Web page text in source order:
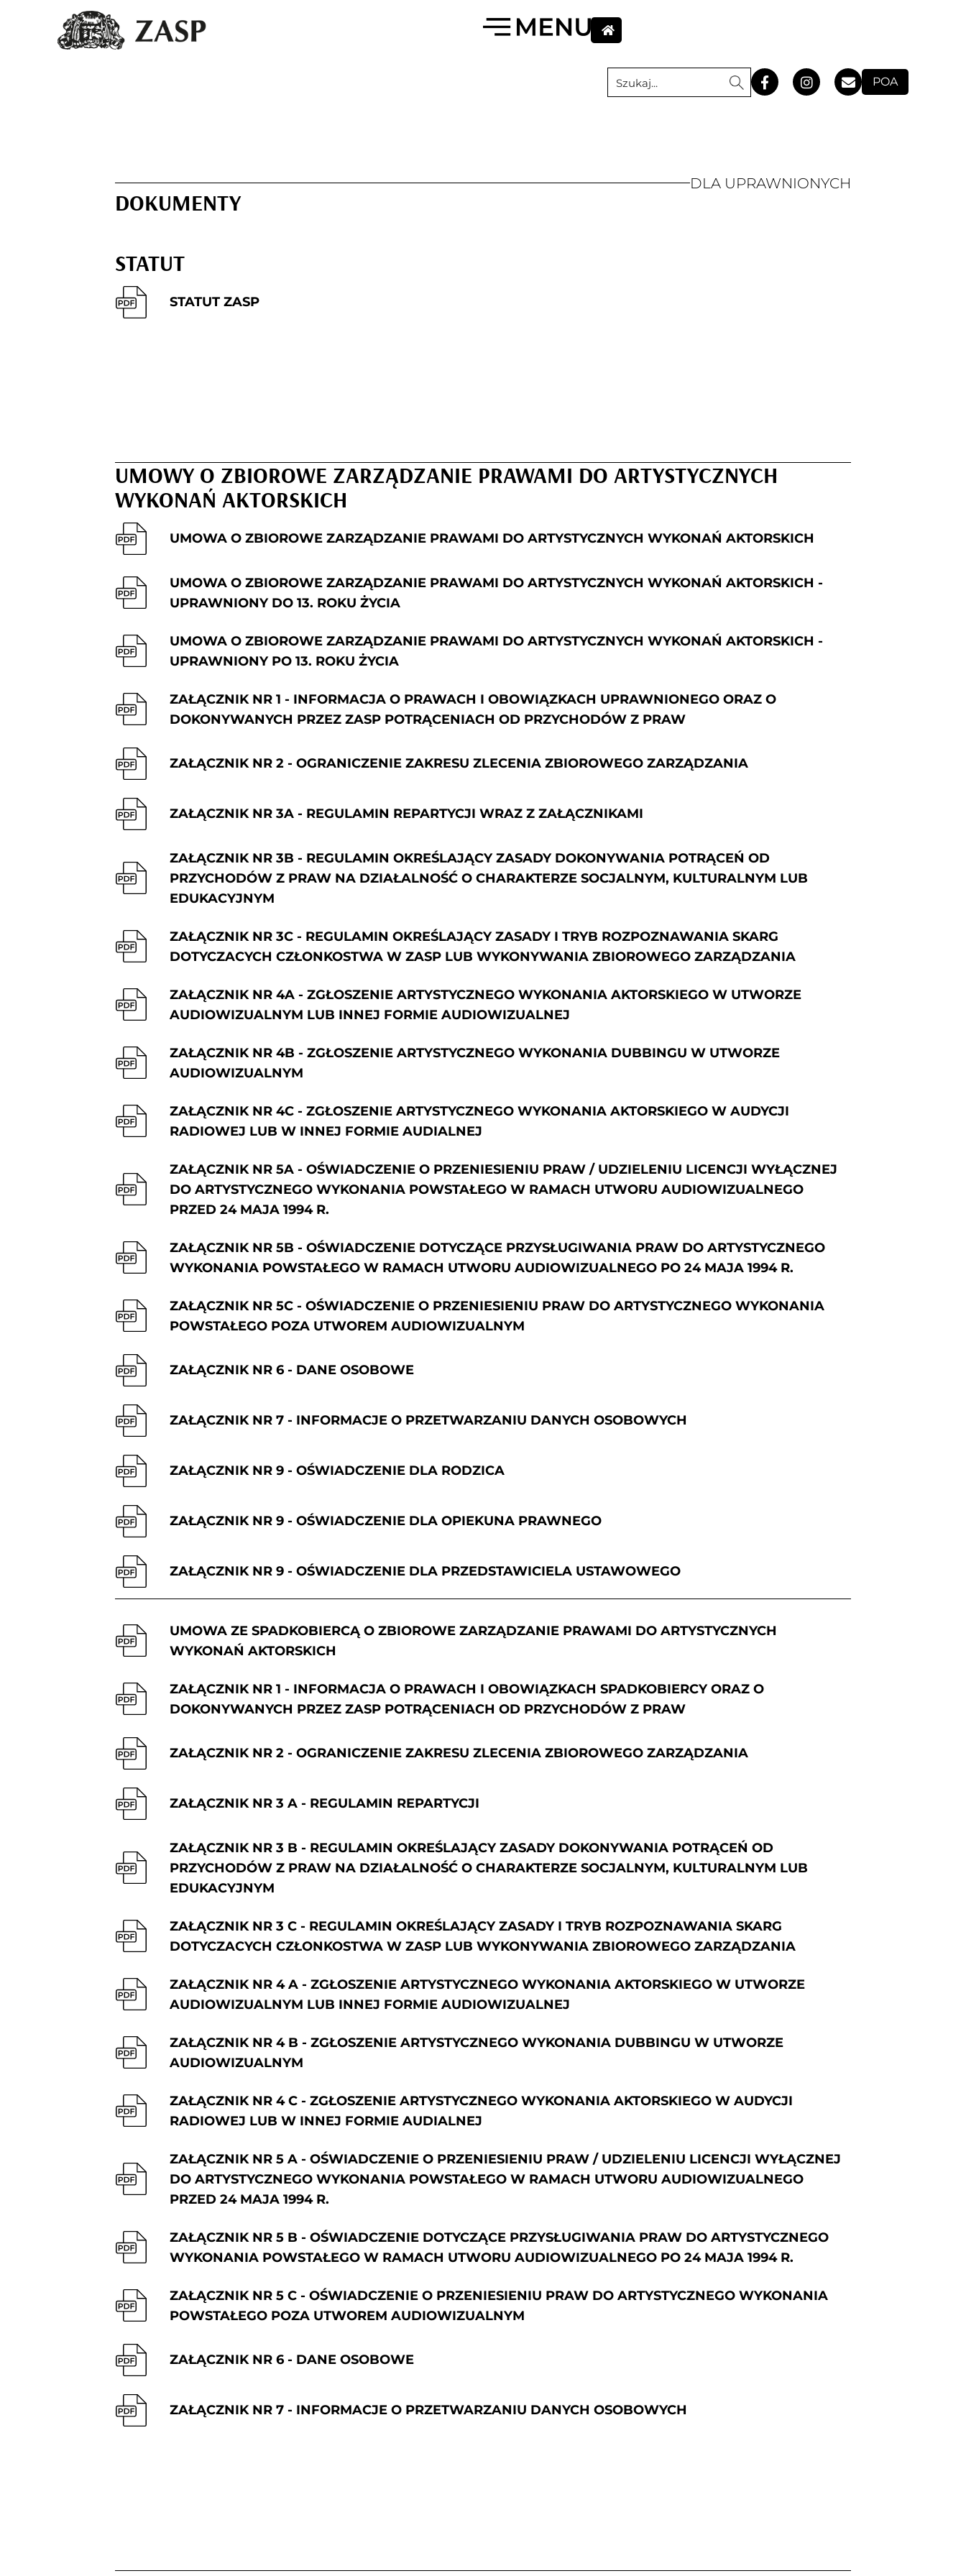
POA
DLA UPRAWNIONYCH
DOKUMENTY
STATUT
STATUT ZASP
UMOWY O ZBIOROWE ZARZĄDZANIE PRAWAMI DO ARTYSTYCZNYCH
WYKONAŃ AKTORSKICH
UMOWA O ZBIOROWE ZARZĄDZANIE PRAWAMI DO ARTYSTYCZNYCH WYKONAŃ AKTORSKICH
UMOWA O ZBIOROWE ZARZĄDZANIE PRAWAMI DO ARTYSTYCZNYCH WYKONAŃ AKTORSKICH -
UPRAWNIONY DO 13. ROKU ŻYCIA
UMOWA O ZBIOROWE ZARZĄDZANIE PRAWAMI DO ARTYSTYCZNYCH WYKONAŃ AKTORSKICH -
UPRAWNIONY PO 13. ROKU ŻYCIA
ZAŁĄCZNIK NR 1 - INFORMACJA O PRAWACH I OBOWIĄZKACH UPRAWNIONEGO ORAZ O
DOKONYWANYCH PRZEZ ZASP POTRĄCENIACH OD PRZYCHODÓW Z PRAW
ZAŁĄCZNIK NR 2 - OGRANICZENIE ZAKRESU ZLECENIA ZBIOROWEGO ZARZĄDZANIA
ZAŁĄCZNIK NR 3A - REGULAMIN REPARTYCJI WRAZ Z ZAŁĄCZNIKAMI
ZAŁĄCZNIK NR 3B - REGULAMIN OKREŚLAJĄCY ZASADY DOKONYWANIA POTRĄCEŃ OD
PRZYCHODÓW Z PRAW NA DZIAŁALNOŚĆ O CHARAKTERZE SOCJALNYM, KULTURALNYM LUB
EDUKACYJNYM
ZAŁĄCZNIK NR 3C - REGULAMIN OKREŚLAJĄCY ZASADY I TRYB ROZPOZNAWANIA SKARG
DOTYCZACYCH CZŁONKOSTWA W ZASP LUB WYKONYWANIA ZBIOROWEGO ZARZĄDZANIA
ZAŁĄCZNIK NR 4A - ZGŁOSZENIE ARTYSTYCZNEGO WYKONANIA AKTORSKIEGO W UTWORZE
AUDIOWIZUALNYM LUB INNEJ FORMIE AUDIOWIZUALNEJ
ZAŁĄCZNIK NR 4B - ZGŁOSZENIE ARTYSTYCZNEGO WYKONANIA DUBBINGU W UTWORZE
AUDIOWIZUALNYM
ZAŁĄCZNIK NR 4C - ZGŁOSZENIE ARTYSTYCZNEGO WYKONANIA AKTORSKIEGO W AUDYCJI
RADIOWEJ LUB W INNEJ FORMIE AUDIALNEJ
ZAŁĄCZNIK NR 5A - OŚWIADCZENIE O PRZENIESIENIU PRAW / UDZIELENIU LICENCJI WYŁĄCZNEJ
DO ARTYSTYCZNEGO WYKONANIA POWSTAŁEGO W RAMACH UTWORU AUDIOWIZUALNEGO
PRZED 24 MAJA 1994 R.
ZAŁĄCZNIK NR 5B - OŚWIADCZENIE DOTYCZĄCE PRZYSŁUGIWANIA PRAW DO ARTYSTYCZNEGO
WYKONANIA POWSTAŁEGO W RAMACH UTWORU AUDIOWIZUALNEGO PO 24 MAJA 1994 R.
ZAŁĄCZNIK NR 5C - OŚWIADCZENIE O PRZENIESIENIU PRAW DO ARTYSTYCZNEGO WYKONANIA
POWSTAŁEGO POZA UTWOREM AUDIOWIZUALNYM
ZAŁĄCZNIK NR 6 - DANE OSOBOWE
ZAŁĄCZNIK NR 7 - INFORMACJE O PRZETWARZANIU DANYCH OSOBOWYCH
ZAŁĄCZNIK NR 9 - OŚWIADCZENIE DLA RODZICA
ZAŁĄCZNIK NR 9 - OŚWIADCZENIE DLA OPIEKUNA PRAWNEGO
ZAŁĄCZNIK NR 9 - OŚWIADCZENIE DLA PRZEDSTAWICIELA USTAWOWEGO
UMOWA ZE SPADKOBIERCĄ O ZBIOROWE ZARZĄDZANIE PRAWAMI DO ARTYSTYCZNYCH
WYKONAŃ AKTORSKICH
ZAŁĄCZNIK NR 1 - INFORMACJA O PRAWACH I OBOWIĄZKACH SPADKOBIERCY ORAZ O
DOKONYWANYCH PRZEZ ZASP POTRĄCENIACH OD PRZYCHODÓW Z PRAW
ZAŁĄCZNIK NR 2 - OGRANICZENIE ZAKRESU ZLECENIA ZBIOROWEGO ZARZĄDZANIA
ZAŁĄCZNIK NR 3 A - REGULAMIN REPARTYCJI
ZAŁĄCZNIK NR 3 B - REGULAMIN OKREŚLAJĄCY ZASADY DOKONYWANIA POTRĄCEŃ OD
PRZYCHODÓW Z PRAW NA DZIAŁALNOŚĆ O CHARAKTERZE SOCJALNYM, KULTURALNYM LUB
EDUKACYJNYM
ZAŁĄCZNIK NR 3 C - REGULAMIN OKREŚLAJĄCY ZASADY I TRYB ROZPOZNAWANIA SKARG
DOTYCZACYCH CZŁONKOSTWA W ZASP LUB WYKONYWANIA ZBIOROWEGO ZARZĄDZANIA
ZAŁĄCZNIK NR 4 A - ZGŁOSZENIE ARTYSTYCZNEGO WYKONANIA AKTORSKIEGO W UTWORZE
AUDIOWIZUALNYM LUB INNEJ FORMIE AUDIOWIZUALNEJ
ZAŁĄCZNIK NR 4 B - ZGŁOSZENIE ARTYSTYCZNEGO WYKONANIA DUBBINGU W UTWORZE
AUDIOWIZUALNYM
ZAŁĄCZNIK NR 4 C - ZGŁOSZENIE ARTYSTYCZNEGO WYKONANIA AKTORSKIEGO W AUDYCJI
RADIOWEJ LUB W INNEJ FORMIE AUDIALNEJ
ZAŁĄCZNIK NR 5 A - OŚWIADCZENIE O PRZENIESIENIU PRAW / UDZIELENIU LICENCJI WYŁĄCZNEJ
DO ARTYSTYCZNEGO WYKONANIA POWSTAŁEGO W RAMACH UTWORU AUDIOWIZUALNEGO
PRZED 24 MAJA 1994 R.
ZAŁĄCZNIK NR 5 B - OŚWIADCZENIE DOTYCZĄCE PRZYSŁUGIWANIA PRAW DO ARTYSTYCZNEGO
WYKONANIA POWSTAŁEGO W RAMACH UTWORU AUDIOWIZUALNEGO PO 24 MAJA 1994 R.
ZAŁĄCZNIK NR 5 C - OŚWIADCZENIE O PRZENIESIENIU PRAW DO ARTYSTYCZNEGO WYKONANIA
POWSTAŁEGO POZA UTWOREM AUDIOWIZUALNYM
ZAŁĄCZNIK NR 6 - DANE OSOBOWE
ZAŁĄCZNIK NR 7 - INFORMACJE O PRZETWARZANIU DANYCH OSOBOWYCH